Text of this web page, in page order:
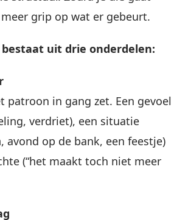
grip op wat er gebeurt.
uit drie onderdelen:
patroon in gang zet. Een gevoel
verdriet), een situatie
avond op de bank, een feestje)
(“het maakt toch niet meer